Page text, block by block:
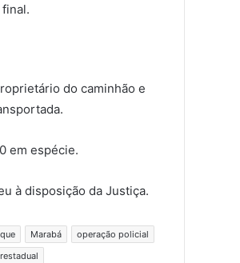
do caminhão e
em espécie.
à disposição da Justiça.
Marabá
operação policial